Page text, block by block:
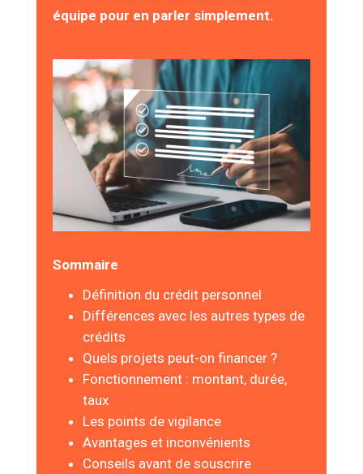
équipe pour en parler simplement.
Sommaire
Définition du crédit personnel
Différences avec les autres types de
crédits
Quels projets peut-on financer ?
Fonctionnement : montant, durée,
taux
Les points de vigilance
Avantages et inconvénients
Conseils avant de souscrire